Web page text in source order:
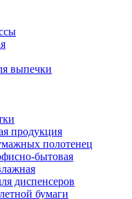
выпечки
продукция
полотенец
бытовая
диспенсеров
бумаги